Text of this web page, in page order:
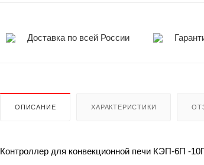
Доставка по всей России
ОПИСАНИЕ ХАРАКТЕРИСТИКИ
Контроллер для конвекционной печи КЭП-6П -